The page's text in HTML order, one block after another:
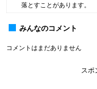
落とすことがあります。
みんなのコメント
コメントはまだありません
スポ